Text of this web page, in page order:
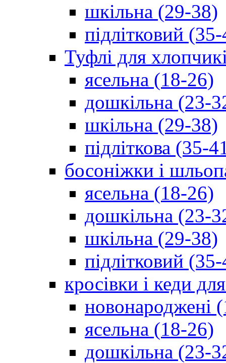
шкільна (29-38)
підлітковий
Туфлі для
ясельна (18-26)
дошкільна (23-
шкільна (29-38)
підліткова (35-
босоніжки і
ясельна (18-26)
дошкільна (23-
шкільна (29-38)
підлітковий
кросівки і кеди
новонароджені
ясельна (18-26)
дошкільна (23-